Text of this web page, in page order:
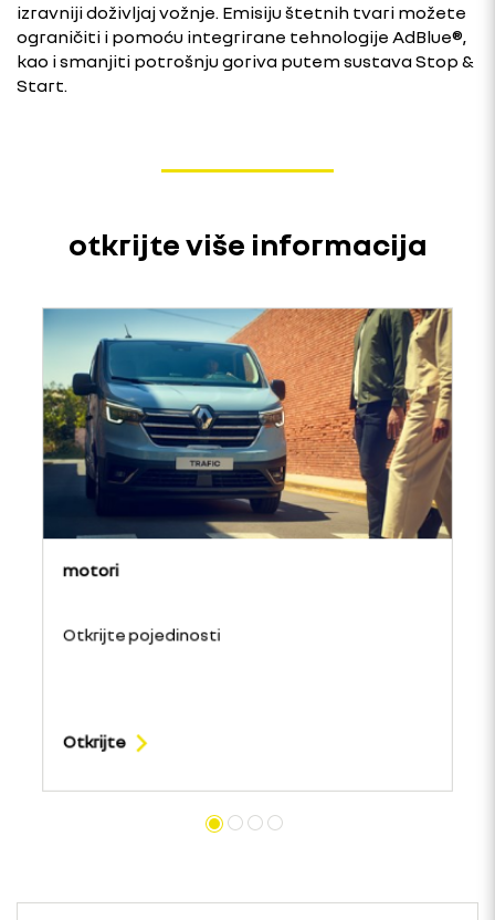
izravniji doživljaj vožnje. Emisiju štetnih tvari možete
ograničiti i pomoću integrirane tehnologije AdBlue®,
kao i smanjiti potrošnju goriva putem sustava Stop &
Start.
otkrijte više informacija
motori
Otkrijte pojedinosti
Otkrijte